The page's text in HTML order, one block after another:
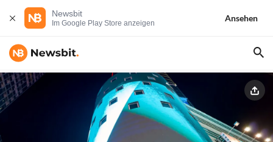
Newsbit
Im Google Play Store anzeigen
Ansehen